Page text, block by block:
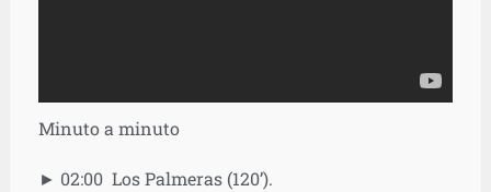
Minuto a minuto
► 02:00 Los Palmeras (120’).